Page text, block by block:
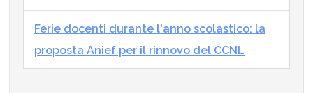
Ferie docenti durante l'anno scolastico: la
proposta Anief per il rinnovo del CCNL